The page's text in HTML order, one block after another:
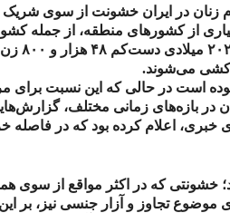
در ایران خشونت از سوی شریک
از کشورهای منطقه، از جمله
میلادی دست‌کم ۴۸ هزار و ۸۰۰
می‌شوند.
است در حالی که این نسبت برای
در بازه‌های زمانی مختلف،
اعلام کرده بود که در فاصله
که در اکثر مواقع از سوی
تجاوز و آزار جنسی نیز، بر